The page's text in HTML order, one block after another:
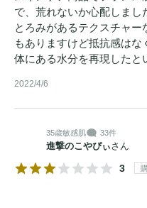
で、荒れないか心配しまし
とろみがあるテクスチャー
もありますけど抵抗感は
体にある水分を再現したと
2022/4/6
35歳敏感肌 33件
進撃のこやぴぃさん
3